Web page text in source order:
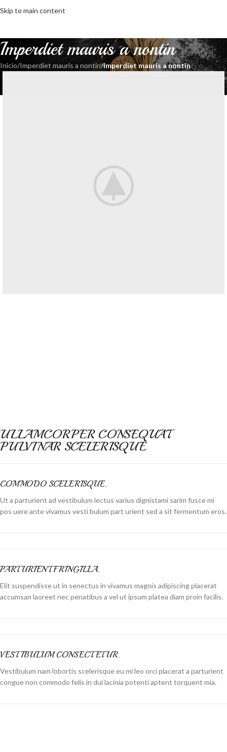
Skip to main content
MENÚ
Imperdiet mauris a nontin
Inicio/Imperdiet mauris a nontin/Imperdiet mauris a nontin
ULLAMCORPER CONSEQUAT
PULVINAR SCELERISQUE
COMMODO SCELERISQUE.
Ut a parturient ad vestibulum lectus varius dignistami sarim fusce mi
pos uere ante vivamus vesti bulum part urient sed a sit fermentum eros.
PARTURIENT FRINGILLA.
Elit suspendisse ut in senectus in vivamus magnis adipiscing placerat
accumsan laoreet nec penatibus a vel ut ipsum platea diam proin facilis.
VESTIBULUM CONSECTETUR.
Vestibulum nam lobortis scelerisque eu mi leo orci placerat a parturient
congue non commodo felis in dui lacinia potenti aptent torquent mia.